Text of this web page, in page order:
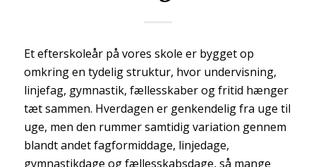
Et efterskoleår på vores skole er bygget op
omkring en tydelig struktur, hvor undervisning,
linjefag, gymnastik, fællesskaber og fritid hænger
tæt sammen. Hverdagen er genkendelig fra uge til
uge, men den rummer samtidig variation gennem
blandt andet fagformiddage, linjedage,
gymnastikdage og fællesskabsdage, så mange